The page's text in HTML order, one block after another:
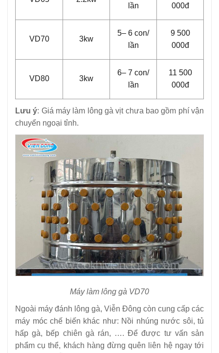
lần 000đ
VD70 3kw
5– 6 con/
lần
9 500
000đ
VD80 3kw
6– 7 con/
lần
11 500
000đ
Lưu ý: Giá máy làm lông gà vịt chưa bao gồm phí vận
chuyển ngoại tỉnh.
Máy làm lông gà VD70
Ngoài máy đánh lông gà, Viễn Đông còn cung cấp các
máy móc chế biến khác như: Nồi nhúng nước sôi, tủ
hấp gà, bếp chiên gà rán, …. Để được tư vấn sản
phẩm cụ thể, khách hàng đừng quên liên hệ ngay tới